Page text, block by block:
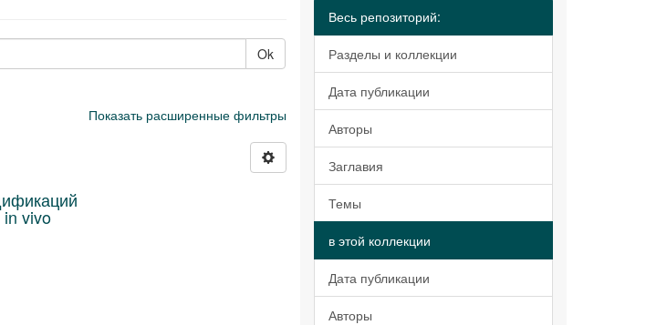
Ok
Показать расширенные фильтры
in vivo
Весь репозиторий:
Разделы и коллекции
Дата публикации
Авторы
Заглавия
Темы
в этой коллекции
Дата публикации
Авторы